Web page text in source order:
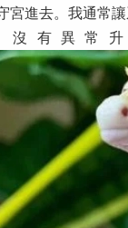
宮進去。我通常
沒有異常升